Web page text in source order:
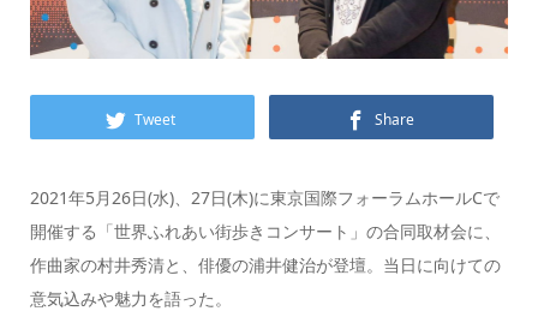
Tweet Share
2021年5月26日(水)、27日(木)に東京国際フォーラムホールCで
開催する「世界ふれあい街歩きコンサート」の合同取材会に、
作曲家の村井秀清と、俳優の浦井健治が登壇。当日に向けての
意気込みや魅力を語った。